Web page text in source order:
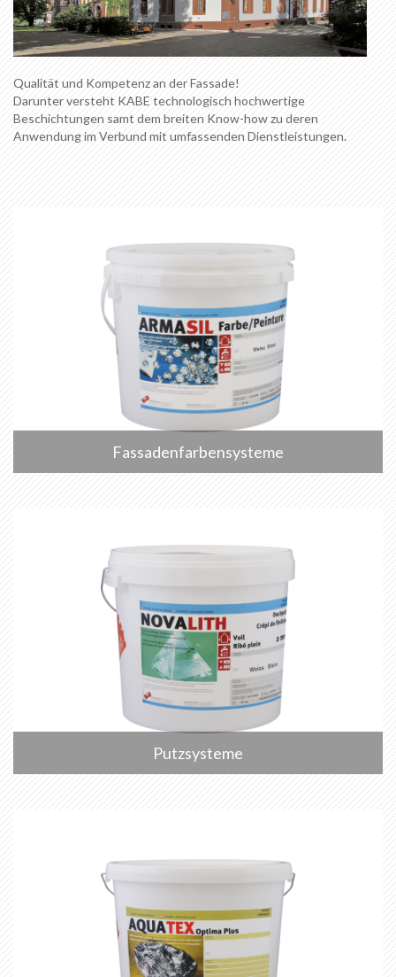
Qualität und Kompetenz an der Fassade!
Darunter versteht KABE technologisch hochwertige
Beschichtungen samt dem breiten Know-how zu deren
Anwendung im Verbund mit umfassenden Dienstleistungen.
Fassadenfarbensysteme
Putzsysteme